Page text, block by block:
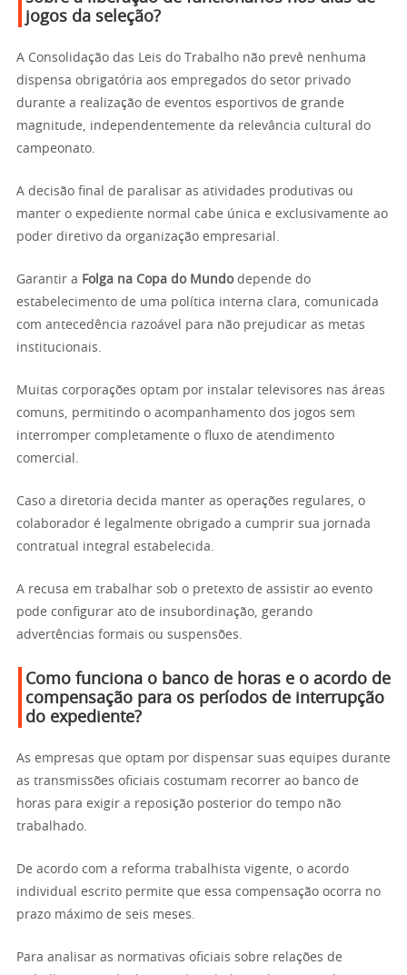
jogos da seleção?
A Consolidação das Leis do Trabalho não prevê nenhuma
dispensa obrigatória aos empregados do setor privado
durante a realização de eventos esportivos de grande
magnitude, independentemente da relevância cultural do
campeonato.
A decisão final de paralisar as atividades produtivas ou
manter o expediente normal cabe única e exclusivamente ao
poder diretivo da organização empresarial.
Garantir a Folga na Copa do Mundodepende do
estabelecimento de uma política interna clara, comunicada
com antecedência razoável para não prejudicar as metas
institucionais.
Muitas corporações optam por instalar televisores nas áreas
comuns, permitindo o acompanhamento dos jogos sem
interromper completamente o fluxo de atendimento
comercial.
Caso a diretoria decida manter as operações regulares, o
colaborador é legalmente obrigado a cumprir sua jornada
contratual integral estabelecida.
A recusa em trabalhar sob o pretexto de assistir ao evento
pode configurar ato de insubordinação, gerando
advertências formais ou suspensões.
Como funciona o banco de horas e o acordo de
compensação para os períodos de interrupção
do expediente?
As empresas que optam por dispensar suas equipes durante
as transmissões oficiais costumam recorrer ao banco de
horas para exigir a reposição posterior do tempo não
trabalhado.
De acordo com a reforma trabalhista vigente, o acordo
individual escrito permite que essa compensação ocorra no
prazo máximo de seis meses.
Para analisar as normativas oficiais sobre relações de